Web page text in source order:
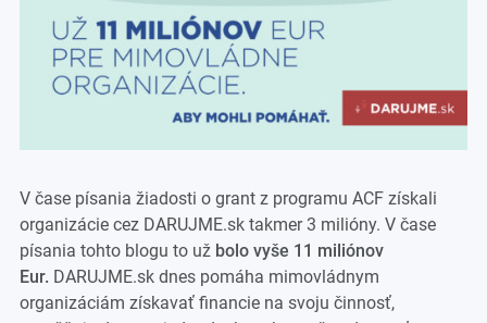
V čase písania žiadosti o grant z programu ACF získali
organizácie cez DARUJME.sk takmer 3 milióny. V čase
písania tohto blogu to už bolo vyše 11 miliónov
Eur. DARUJME.sk dnes pomáha mimovládnym
organizáciám získavať financie na svoju činnosť,